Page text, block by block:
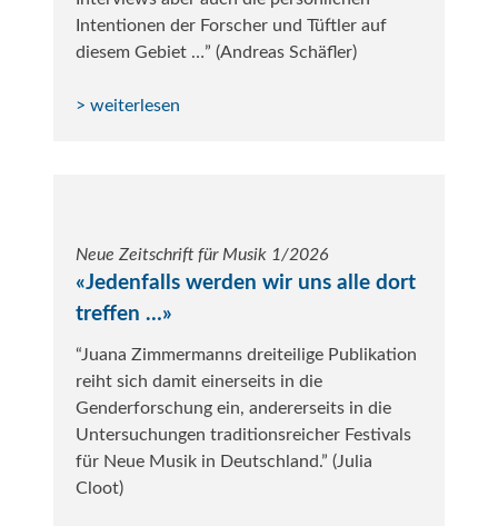
Intentionen der Forscher und Tüftler auf
diesem Gebiet …” (Andreas Schäfler)
> weiterlesen
Neue Zeitschrift für Musik 1/2026
«Jedenfalls werden wir uns alle dort
treffen …»
“Juana Zimmermanns dreiteilige Publikation
reiht sich damit einerseits in die
Genderforschung ein, andererseits in die
Untersuchungen traditionsreicher Festivals
für Neue Musik in Deutschland.” (Julia
Cloot)